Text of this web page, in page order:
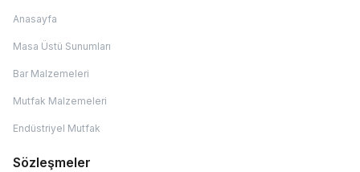
Anasayfa
Masa Üstü Sunumları
Bar Malzemeleri
Mutfak Malzemeleri
Endüstriyel Mutfak
Sözleşmeler